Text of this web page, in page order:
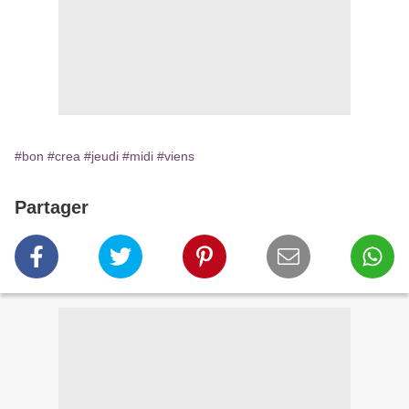
#bon #crea #jeudi #midi #viens
Partager